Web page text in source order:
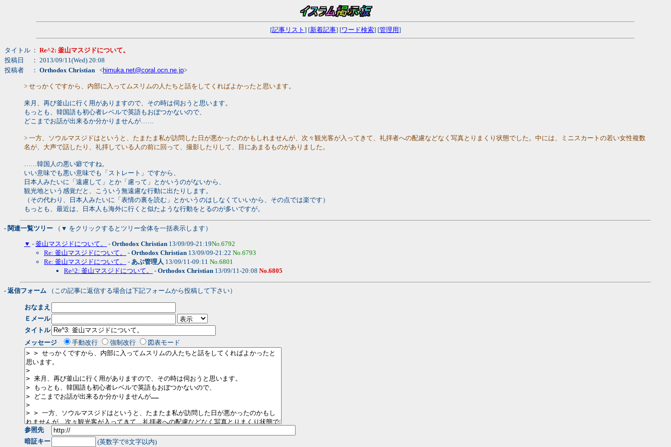
[記事リスト ] [新着記事] [ワード検索] [管理用]
タイトル ： Re^2: 釜山マスジドについて。
投稿日
： 2013/09/11(Wed) 20:08
投稿者
： Orthodox Christian <himuka.net@coral.ocn.ne.jp>
> せっかくですから、内部に入ってムスリムの人たちと話をしてくればよかったと思います。
来月、再び釜山に行く用がありますので、その時は伺おうと思います。
もっとも、韓国語も初心者レベルで英語もおぼつかないので、
どこまでお話が出来るか分かりませんが……
> 一方、ソウルマスジドはというと、たまたま私が訪問した日が悪かったのかもしれませんが、次々観光客が入ってきて、礼拝者への配慮などなく写真とりまくり状態でした。中には、ミニスカートの若い女性複数
名が、大声で話したり、礼拝している人の前に回って、撮影したりして、目にあまるものがありました。
……韓国人の悪い癖ですね。
いい意味でも悪い意味でも「ストレート」ですから、
日本人みたいに「遠慮して」とか「慮って」とかいうのがないから、
観光地という感覚だと、こういう無遠慮な行動に出たりします。
（その代わり、日本人みたいに「表情の裏を読む」とかいうのはしなくていいから、その点では楽です）
もっとも、最近は、日本人も海外に行くと似たような行動をとるのが多いですが。
- 関連一覧ツリー （▼ をクリックするとツリー全体を一括表示します）
▼ - 釜山マスジドについて。 - Orthodox Christian 13/09/09-21:19No.6792
Re: 釜山マスジドについて。
- Orthodox Christian 13/09/09-21:22 No.6793
Re: 釜山マスジドについて。
- あぶ管理人 13/09/11-09:11 No.6801
Re^2: 釜山マスジドについて。
- Orthodox Christian 13/09/11-20:08 No.6805
- 返信フォーム （この記事に返信する場合は下記フォームから投稿して下さい）
おなまえ
Ｅメール
タイトル
メッセージ
手動改行 強制改行 図表モード
参照先
暗証キー
(英数字で8文字以内)